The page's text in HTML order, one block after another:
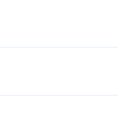
и